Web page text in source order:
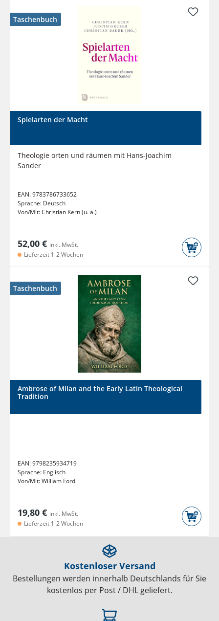
Taschenbuch
Spielarten der Macht
Theologie orten und räumen mit Hans-Joachim
Sander
EAN:9783786733652
Sprache: Deutsch
Von/Mit:Christian Kern (u. a.)
52,00 € inkl. MwSt.
Lieferzeit 1-2 Wochen
Taschenbuch
Ambrose of Milan and the Early Latin Theological
Tradition
EAN:9798235934719
Sprache: Englisch
Von/Mit:William Ford
19,80 € inkl. MwSt.
Lieferzeit 1-2 Wochen
Kostenloser Versand
Bestellungen werden innerhalb Deutschlands für Sie
kostenlos per Post / DHL geliefert.